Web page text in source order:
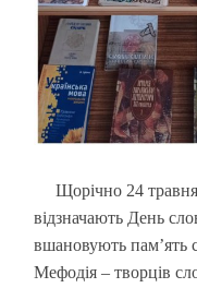
Щорічно 24 травня
відзначають День
вшановують пам’ять
Мефодія – творців